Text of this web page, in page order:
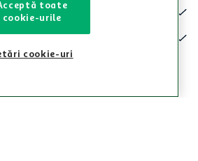
toate
cookie-urile
cookie-uri